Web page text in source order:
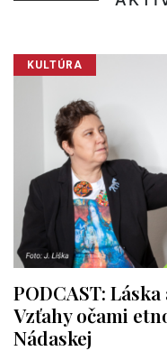
KULTÚRA
PODCAST:
Vzťahy očami
Nádaskej